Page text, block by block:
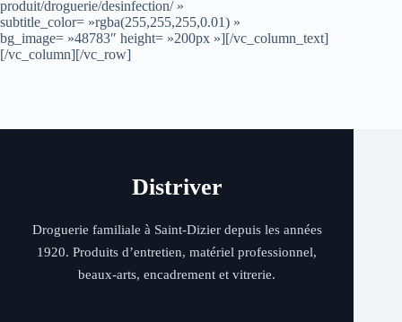
produit/droguerie/desinfection/ »
subtitle_color= »rgba(255,255,255,0.01) »
bg_image= »48783″ height= »200px »][/vc_column_text]
[/vc_column][/vc_row]
Distriver
Droguerie familiale à Saint-Dizier depuis les années
1920. Produits d’entretien, matériel professionnel,
beaux-arts, encadrement et vitrerie.